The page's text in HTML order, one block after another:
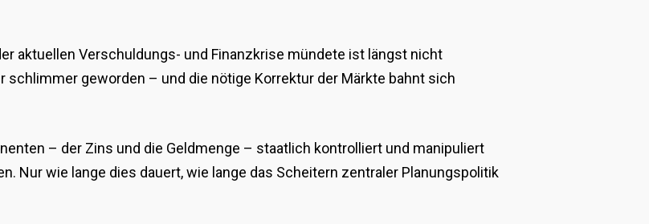
aktuellen Verschuldungs- und Finanzkrise mündete ist längst nicht
geworden – und die nötige Korrektur der Märkte bahnt sich
– der Zins und die Geldmenge – staatlich kontrolliert und manipuliert
Nur wie lange dies dauert, wie lange das Scheitern zentraler Planungspolitik